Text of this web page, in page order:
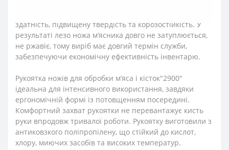
здатність, підвищену твердість та корозостійкість. У
результаті лезо ножа м’ясника довго не затуплюється,
не ржавіє, тому виріб має довгий термін служби,
забезпечуючи економічну ефективність інвентарю.
Рукоятка ножів для обробки м’яса і кісток"2900"
ідеальна для інтенсивного використання, завдяки
ергономічній формі із потовщенням посередині.
Комфортний захват рукоятки не перевантажує кисть
руки впродовж тривалої роботи. Рукоятку виготовили з
антиковзкого поліпропілену, що стійкий до кислот,
хлору, миючих засобів та високих температур.